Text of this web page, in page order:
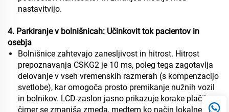
nastavitvijo.
4. Parkiranje v bolnišnicah: Učinkovit tok pacientov in
osebja
Bolnišnice zahtevajo zanesljivost in hitrost. Hitrost
prepoznavanja CSKG2 je 10 ms, poleg tega zagotavlja
delovanje v vseh vremenskih razmerah (s kompenzacijo
svetlobe), kar omogoča prosto premikanje nužnih vozil
in bolnikov. LCD-zaslon jasno prikazuje korake plačila, s
čimer se zmanjša zmeda, medtem ko način lokalnega